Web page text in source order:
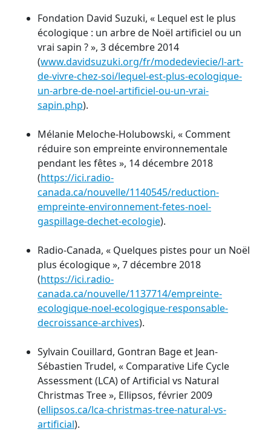
Fondation David Suzuki, « Lequel est le plus
écologique : un arbre de Noël artificiel ou un
vrai sapin ? », 3 décembre 2014
(www.davidsuzuki.org/fr/modedeviecie/l-art-
de-vivre-chez-soi/lequel-est-plus-ecologique-
un-arbre-de-noel-artificiel-ou-un-vrai-
sapin.php).
Mélanie Meloche-Holubowski, « Comment
réduire son empreinte environnementale
pendant les fêtes », 14 décembre 2018
(https://ici.radio-
canada.ca/nouvelle/1140545/reduction-
empreinte-environnement-fetes-noel-
gaspillage-dechet-ecologie).
Radio-Canada, « Quelques pistes pour un Noël
plus écologique », 7 décembre 2018
(https://ici.radio-
canada.ca/nouvelle/1137714/empreinte-
ecologique-noel-ecologique-responsable-
decroissance-archives).
Sylvain Couillard, Gontran Bage et Jean-
Sébastien Trudel, « Comparative Life Cycle
Assessment (LCA) of Artificial vs Natural
Christmas Tree », Ellipsos, février 2009
(ellipsos.ca/lca-christmas-tree-natural-vs-
artificial).